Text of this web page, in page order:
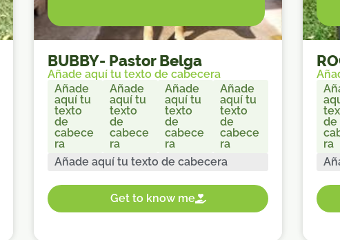
BUBBY- Pastor Belga
Añade aquí tu texto de cabecera
Añade
aquí tu
texto
de
cabece
ra
Añade
aquí tu
texto
de
cabece
ra
Añade
aquí tu
texto
de
cabece
ra
Añade
aquí tu
texto
de
cabece
ra
Añade aquí tu texto de cabecera
Get to know me
de
ra